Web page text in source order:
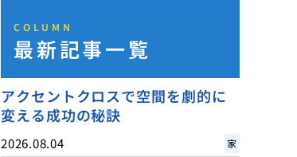
COLUMN
最新記事一覧
アクセントクロスで空間を劇的に
変える成功の秘訣
2026.08.04 家